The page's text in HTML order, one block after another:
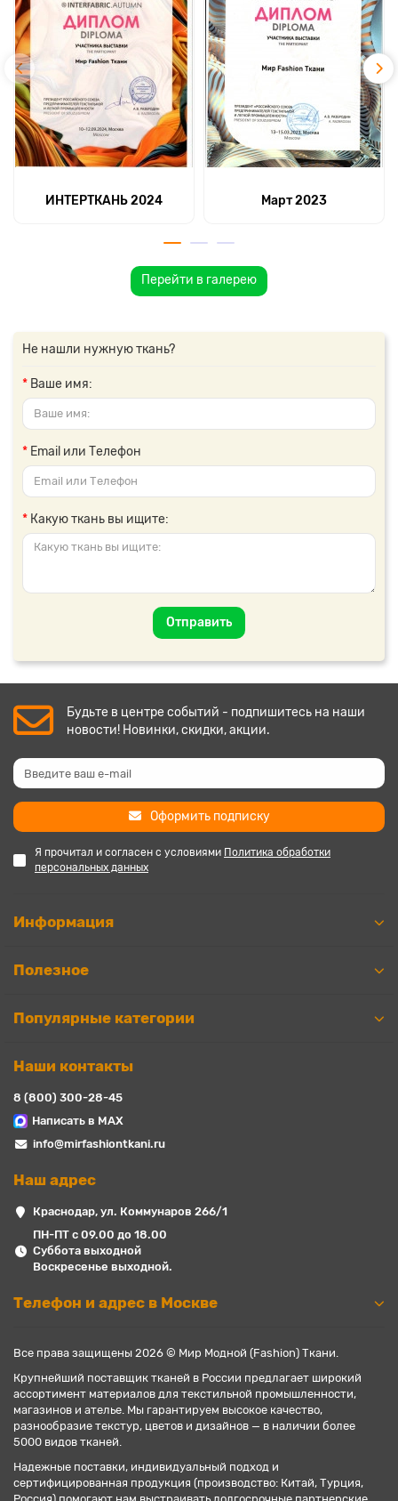
ИНТЕРТКАНЬ 2024 Март 2023
Перейти в галерею
Не нашли нужную ткань?
Ваше имя:
Email или Телефон
Какую ткань вы ищите:
Отправить
Будьте в центре событий - подпишитесь на наши
новости! Новинки, скидки, акции.
Оформить подписку
Я прочитал и согласен с условиями Политика обработки
персональных данных
Информация
Полезное
Популярные категории
Наши контакты
8 (800) 300-28-45
Написать в MAX
info@mirfashiontkani.ru
Наш адрес
Краснодар, ул. Коммунаров 266/1
ПН-ПТ с 09.00 до 18.00
Суббота выходной
Воскресенье выходной.
Телефон и адрес в Москве
Все права защищены 2026 © Мир Модной (Fashion) Ткани.
Крупнейший поставщик тканей в России предлагает широкий
ассортимент материалов для текстильной промышленности,
магазинов и ателье. Мы гарантируем высокое качество,
разнообразие текстур, цветов и дизайнов — в наличии более
5000 видов тканей.
Надежные поставки, индивидуальный подход и
сертифицированная продукция (производство: Китай, Турция,